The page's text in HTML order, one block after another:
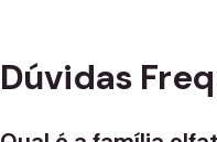
Dúvidas